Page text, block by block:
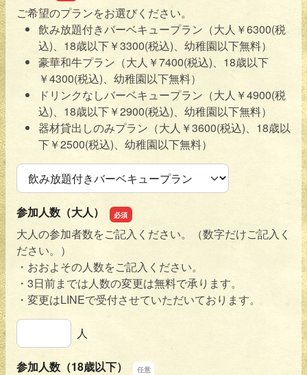
ご希望のプランをお選びください。
飲み放題付きバーベキュープラン（大人￥6300(税
込)、18歳以下￥3300(税込)、幼稚園以下無料）
豪華和牛プラン（大人￥7400(税込)、18歳以下
￥4300(税込)、幼稚園以下無料）
ドリンクなしバーベキュープラン（大人￥4900(税
込)、18歳以下￥2900(税込)、幼稚園以下無料）
器材貸出しのみプラン（大人￥3600(税込)、18歳以
下￥2500(税込)、幼稚園以下無料）
プラン
参加人数（大人）
大人の参加者数をご記入ください。（数字だけご記入く
ださい。）
・おおよその人数をご記入ください。
・3日前までは人数の変更は無料で承ります。
・変更はLINEで受付させていただいております。
参加人数（大人）
人
参加人数（18歳以下）